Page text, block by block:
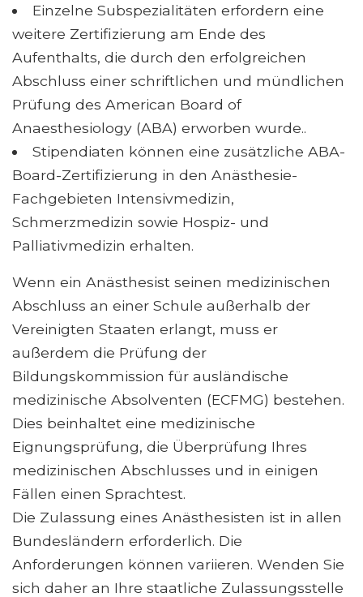
Einzelne Subspezialitäten erfordern eine
weitere Zertifizierung am Ende des
Aufenthalts, die durch den erfolgreichen
Abschluss einer schriftlichen und mündlichen
Prüfung des American Board of
Anaesthesiology (ABA) erworben wurde..
Stipendiaten können eine zusätzliche ABA-
Board-Zertifizierung in den Anästhesie-
Fachgebieten Intensivmedizin,
Schmerzmedizin sowie Hospiz- und
Palliativmedizin erhalten.
Wenn ein Anästhesist seinen medizinischen
Abschluss an einer Schule außerhalb der
Vereinigten Staaten erlangt, muss er
außerdem die Prüfung der
Bildungskommission für ausländische
medizinische Absolventen (ECFMG) bestehen.
Dies beinhaltet eine medizinische
Eignungsprüfung, die Überprüfung Ihres
medizinischen Abschlusses und in einigen
Fällen einen Sprachtest.
Die Zulassung eines Anästhesisten ist in allen
Bundesländern erforderlich. Die
Anforderungen können variieren. Wenden Sie
sich daher an Ihre staatliche Zulassungsstelle